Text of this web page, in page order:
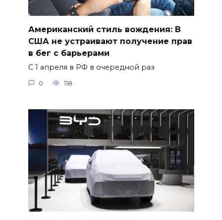
Американский стиль вождения: В
США не устраивают получение прав
в бег с барьерами
С 1 апреля в РФ в очередной раз
0 118